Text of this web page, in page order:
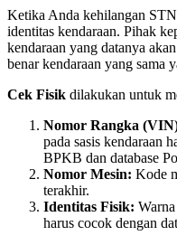
Ketika Anda kehilangan
identitas kendaraan. Pihak
kendaraan yang datanya
benar kendaraan yang sama
Cek Fisik dilakukan untuk
Nomor Rangka
pada sasis kendaraan
BPKB dan database
Nomor Mesin: Kode
terakhir.
Identitas Fisik:
harus cocok dengan